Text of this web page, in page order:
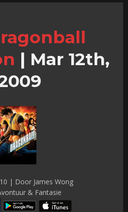
| Mar 12th,
| Door James Wong
& Fantasie